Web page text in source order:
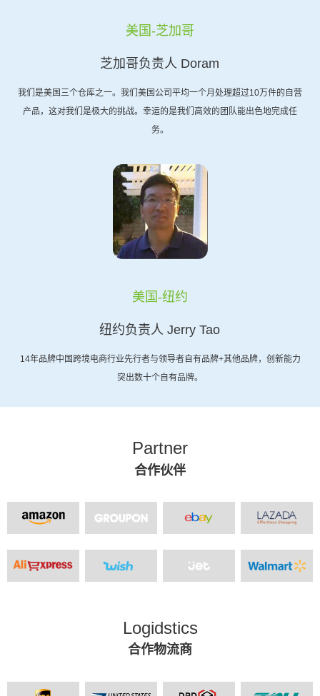
美国-芝加哥
芝加哥负责人 Doram
我们是美国三个仓库之一。我们美国公司平均一个月处理超过10万件的自营
产品，这对我们是极大的挑战。幸运的是我们高效的团队能出色地完成任
务。
美国-纽约
纽约负责人 Jerry Tao
14年品牌中国跨境电商行业先行者与领导者自有品牌+其他品牌，创新能力
突出数十个自有品牌。
Partner
合作伙伴
Logidstics
合作物流商